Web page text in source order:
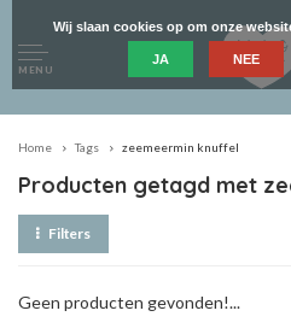
MENU
Home Tags zeemeermin knuffel
Producten getagd met
Filters
Geen producten gevonden!...
Wij slaan cookies op om onze
JA NEE